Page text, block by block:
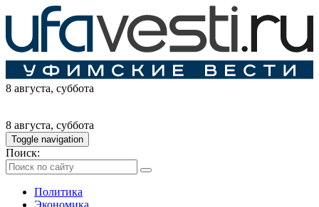
8 августа, суббота
8 августа, суббота
Toggle navigation
Поиск:
Политика